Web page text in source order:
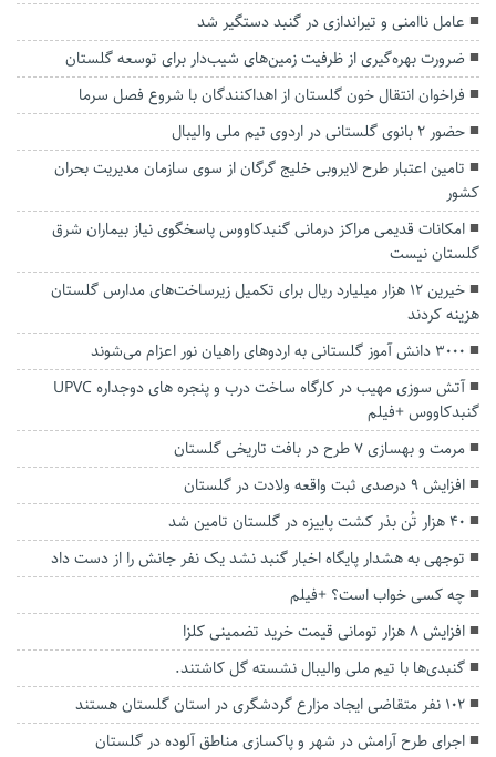
عامل ناامنی و تیراندازی در گنبد دستگیر شد
ضرورت بهره‌گیری از ظرفیت زمین‌های شیب‌دار برای توسعه گلستان
فراخوان انتقال خون گلستان از اهداکنندگان با شروع فصل سرما
حضور ۲ بانوی گلستانی در اردوی تیم ملی والیبال
تامین اعتبار طرح لایروبی خلیج گرگان از سوی سازمان مدیریت بحران
کشور
امکانات قدیمی مراکز درمانی گنبدکاووس پاسخگوی نیاز بیماران شرق
گلستان نیست
خیرین ۱۲ هزار میلیارد ریال برای تکمیل زیرساخت‌های مدارس گلستان
هزینه کردند
۳۰۰۰ دانش آموز گلستانی به اردوهای راهیان نور اعزام می‌شوند
آتش سوزی مهیب در کارگاه ساخت درب و پنجره های دوجداره UPVC
گنبدکاووس +فیلم
مرمت و بهسازی ۷ طرح در بافت تاریخی گلستان
افزایش ۹ درصدی ثبت واقعه ولادت در گلستان
۴۰ هزار تُن بذر کشت پاییزه در گلستان تامین شد
توجهی به هشدار پایگاه اخبار گنبد نشد یک نفر جانش را از دست داد
چه کسی‌ خواب‌ است؟ +فیلم
افزایش ۸ هزار تومانی قیمت خرید تضمینی کلزا
گنبدی‌ها با تیم ملی والیبال نشسته گل کاشتند.
۱۰۲ نفر متقاضی ایجاد مزارع گردشگری در استان گلستان هستند
اجرای طرح آرامش در شهر و پاکسازی مناطق آلوده در گلستان